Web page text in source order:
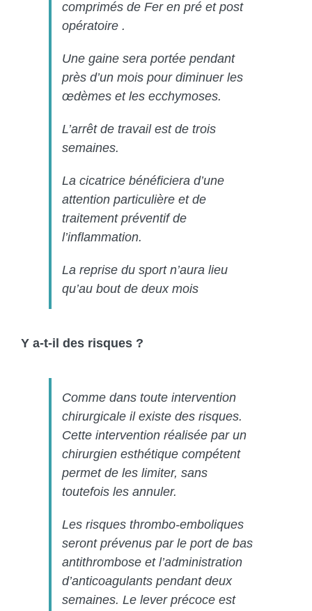
comprimés de Fer en pré et post
opératoire .
Une gaine sera portée pendant
près d’un mois pour diminuer les
œdèmes et les ecchymoses.
L’arrêt de travail est de trois
semaines.
La cicatrice bénéficiera d’une
attention particulière et de
traitement préventif de
l’inflammation.
La reprise du sport n’aura lieu
qu’au bout de deux mois
Y a-t-il des risques ?
Comme dans toute intervention
chirurgicale il existe des risques.
Cette intervention réalisée par un
chirurgien esthétique compétent
permet de les limiter, sans
toutefois les annuler.
Les risques thrombo-emboliques
seront prévenus par le port de bas
antithrombose et l’administration
d’anticoagulants pendant deux
semaines. Le lever précoce est